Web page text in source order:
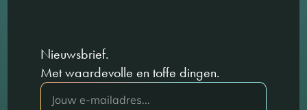
Nieuwsbrief.
Met waardevolle en toffe dingen.